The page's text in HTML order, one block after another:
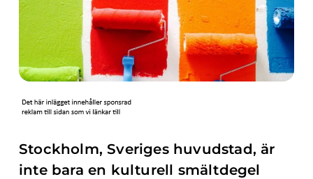
Stockholm, Sveriges huvudstad, är
inte bara en kulturell smältdegel